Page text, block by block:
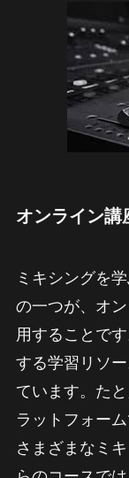
オンライン講
ミキシングを
の一つが、オ
用することで
する学習リソ
ています。た
ラットフォー
さまざまなミ